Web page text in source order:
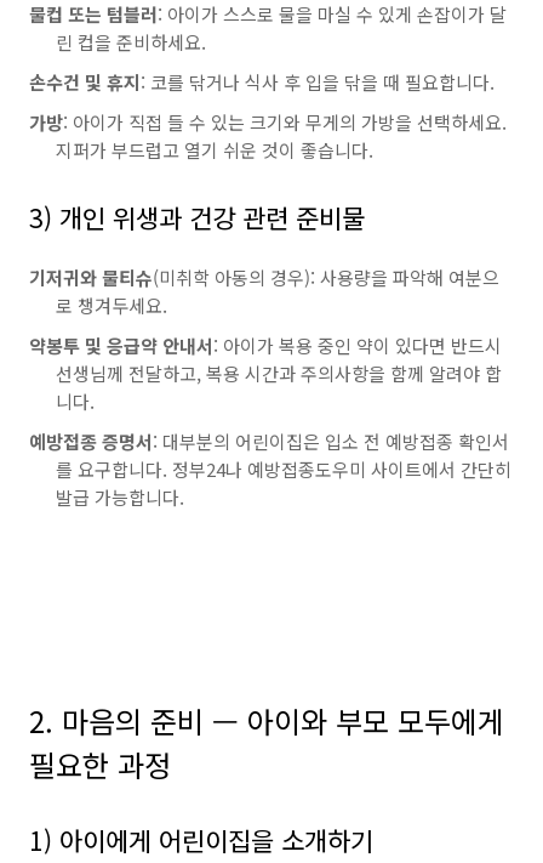
물컵 또는 텀블러: 아이가 스스로 물을 마실 수 있게 손잡이가 달
린 컵을 준비하세요.
손수건 및 휴지: 코를 닦거나 식사 후 입을 닦을 때 필요합니다.
가방: 아이가 직접 들 수 있는 크기와 무게의 가방을 선택하세요.
지퍼가 부드럽고 열기 쉬운 것이 좋습니다.
3) 개인 위생과 건강 관련 준비물
기저귀와 물티슈(미취학 아동의 경우): 사용량을 파악해 여분으
로 챙겨두세요.
약봉투 및 응급약 안내서: 아이가 복용 중인 약이 있다면 반드시
선생님께 전달하고, 복용 시간과 주의사항을 함께 알려야 합
니다.
예방접종 증명서: 대부분의 어린이집은 입소 전 예방접종 확인서
를 요구합니다. 정부24나 예방접종도우미 사이트에서 간단히
발급 가능합니다.
2. 마음의 준비 — 아이와 부모 모두에게
필요한 과정
1) 아이에게 어린이집을 소개하기